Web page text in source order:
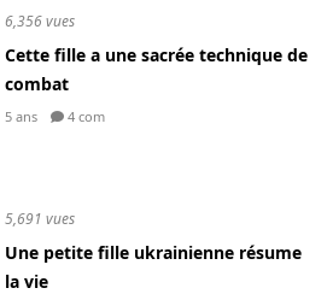
6,356 vues
Cette fille a une sacrée technique de
combat
5 ans 4 com
5,691 vues
Une petite fille ukrainienne résume
la vie